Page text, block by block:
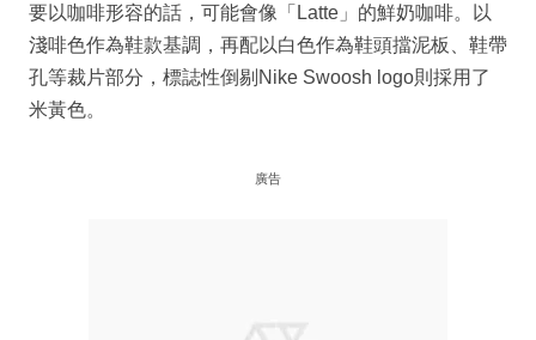
要以咖啡形容的話，可能會像「Latte」的鮮奶咖啡。以
淺啡色作為鞋款基調，再配以白色作為鞋頭擋泥板、鞋帶
孔等裁片部分，標誌性倒剔Nike Swoosh logo則採用了
米黃色。
廣告